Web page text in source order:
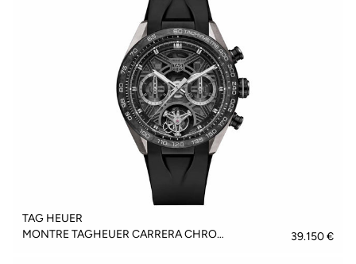
TAG HEUER
MONTRE TAGHEUER CARRERA CHRONOGRAPH TOURBILLON EXTREME SPORT - CBU5080.FT6272
39.150 €